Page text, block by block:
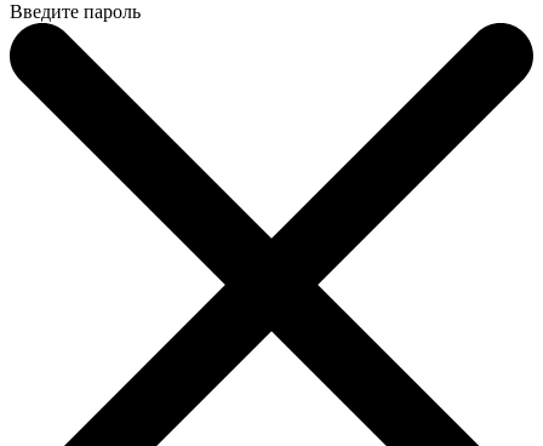
Введите пароль